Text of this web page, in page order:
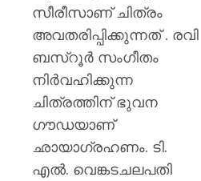
സീരീസാണ് ചിത്രം
അവതരിപ്പിക്കുന്നത് . രവി
ബസ്റൂർ സംഗീതം
നിർവഹിക്കുന്ന
ചിത്രത്തിന് ഭുവന
ഗൗഡയാണ്
ഛായാഗ്രഹണം. ടി.
എൽ. വെങ്കടചലപതി